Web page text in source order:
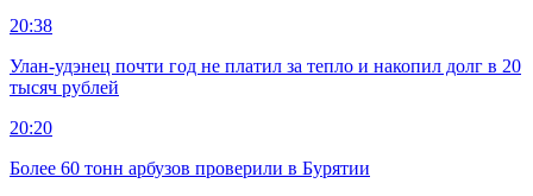
20:38
Улан-удэнец почти год не платил за тепло и накопил долг в 20
тысяч рублей
20:20
Более 60 тонн арбузов проверили в Бурятии